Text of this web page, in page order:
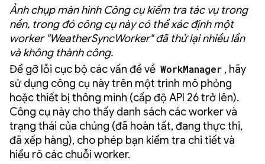
Ảnh chụp màn hình Công cụ kiểm tra tác vụ trong
nền, trong đó công cụ này có thể xác định một
worker "WeatherSyncWorker" đã thử lại nhiều lần
và không thành công.
Để gỡ lỗi cục bộ các vấn đề về WorkManager , hãy
sử dụng công cụ này trên một trình mô phỏng
hoặc thiết bị thông minh (cấp độ API 26 trở lên).
Công cụ này cho thấy danh sách các worker và
trạng thái của chúng (đã hoàn tất, đang thực thi,
đã xếp hàng), cho phép bạn kiểm tra chi tiết và
hiểu rõ các chuỗi worker.